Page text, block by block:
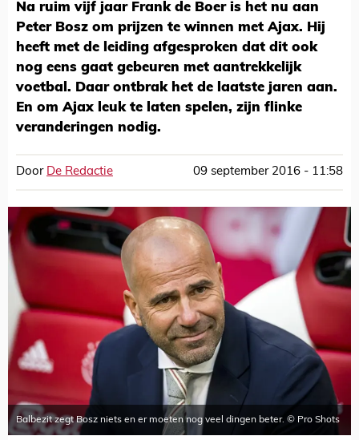
Na ruim vijf jaar Frank de Boer is het nu aan
Peter Bosz om prijzen te winnen met Ajax. Hij
heeft met de leiding afgesproken dat dit ook
nog eens gaat gebeuren met aantrekkelijk
voetbal. Daar ontbrak het de laatste jaren aan.
En om Ajax leuk te laten spelen, zijn flinke
veranderingen nodig.
Door De Redactie 09 september 2016 - 11:58
Balbezit zegt Bosz niets en er moeten nog veel dingen beter. © Pro Shots